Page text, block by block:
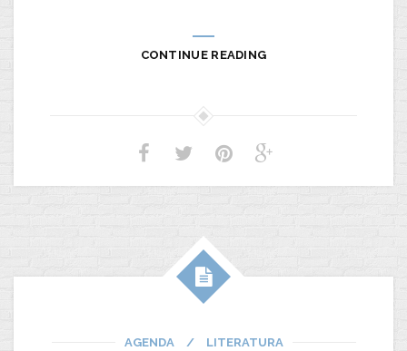
CONTINUE READING
AGENDA / LITERATURA